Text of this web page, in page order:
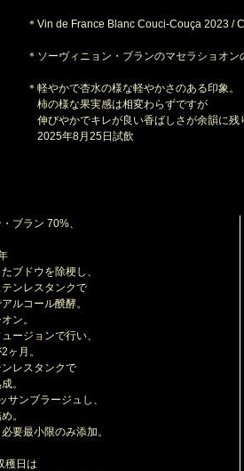
＊Vin de France Blanc Couci-Couça 2023 /
＊ソーヴィニョン・ブランのマセラショオン
＊軽やかで杏水の様な軽やかさのある印象。
柿の様な果実感は相変わらずですが
伸びやかでキレが良い香ばしさが余韻に残
2025年8月25日試飲
ブラン 70%、
ブドウを除梗し、
レスタンクで
コール醗酵。
ン。
ージョンで行い、
月。
レスタンクで
。
ンブラージュし、
。
要最小限のみ添加。
穫日は